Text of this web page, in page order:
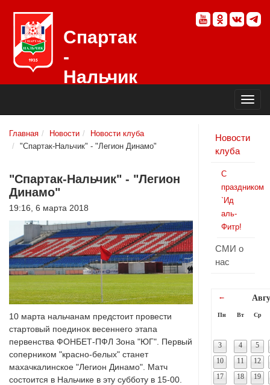
Спартак
-
Нальчик
Главная Новости
Новости клуба
"Спартак-Нальчик" - "Легион Динамо"
"Спартак-Нальчик" - "Легион
Динамо"
19:16, 6 марта 2018
10 марта нальчанам предстоит провести
стартовый поединок весеннего этапа
первенства ФОНБЕТ-ПФЛ Зона "ЮГ". Первый
соперником "красно-белых" станет
махачкалинское "Легион Динамо". Матч
состоится в Нальчике в эту субботу в 15-00.
Новости
клуба
С
праздником
`Ид
аль-
Фитр!
СМИ о
нас
←
Пн Вт Ср
3 4
5
10
11
12
17
18
19